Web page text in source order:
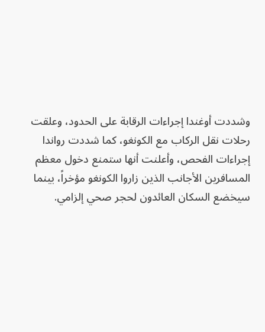
وشددت أوغندا إجراءات الرقابة على الحدود، وعلقت
رحلات نقل الركاب مع الكونغو، كما شددت رواندا
إجراءات الفحص، وأعلنت أنها ستمنع دخول معظم
المسافرين الأجانب الذين زاروا الكونغو مؤخراً، بينما
سيخضع السكان العائدون لحجر صحي إلزامي.